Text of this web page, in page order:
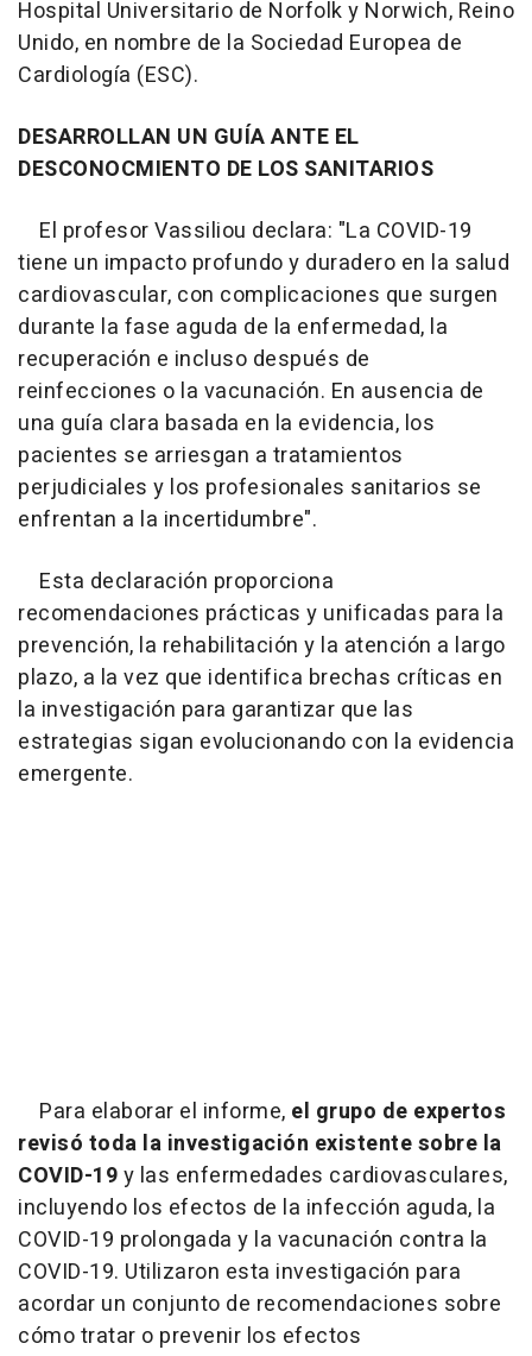
Hospital Universitario de Norfolk y Norwich, Reino
Unido, en nombre de la Sociedad Europea de
Cardiología (ESC).
DESARROLLAN UN GUÍA ANTE EL
DESCONOCMIENTO DE LOS SANITARIOS
El profesor Vassiliou declara: "La COVID-19
tiene un impacto profundo y duradero en la salud
cardiovascular, con complicaciones que surgen
durante la fase aguda de la enfermedad, la
recuperación e incluso después de
reinfecciones o la vacunación. En ausencia de
una guía clara basada en la evidencia, los
pacientes se arriesgan a tratamientos
perjudiciales y los profesionales sanitarios se
enfrentan a la incertidumbre".
Esta declaración proporciona
recomendaciones prácticas y unificadas para la
prevención, la rehabilitación y la atención a largo
plazo, a la vez que identifica brechas críticas en
la investigación para garantizar que las
estrategias sigan evolucionando con la evidencia
emergente.
Para elaborar el informe, el grupo de expertos
revisó toda la investigación existente sobre la
COVID-19y las enfermedades cardiovasculares,
incluyendo los efectos de la infección aguda, la
COVID-19 prolongada y la vacunación contra la
COVID-19. Utilizaron esta investigación para
acordar un conjunto de recomendaciones sobre
cómo tratar o prevenir los efectos